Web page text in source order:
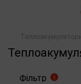
Фільтр 1